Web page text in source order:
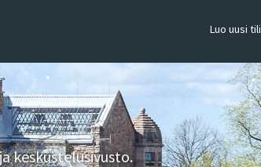
Luo uusi tili
keskustelusivusto.